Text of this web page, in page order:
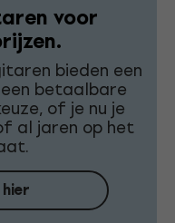
voor
bieden een
betaalbare
of je nu je
al jaren op het